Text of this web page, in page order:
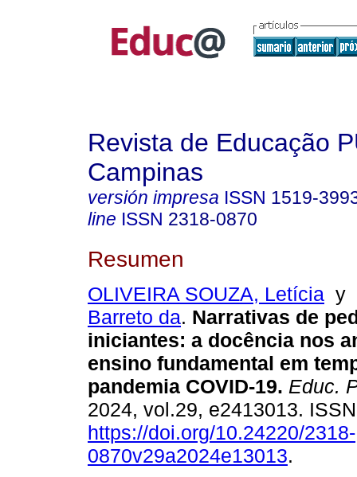
Revista de Educação
Campinas
versión impresa ISSN 1519-
line ISSN 2318-0870
Resumen
OLIVEIRA SOUZA, Letícia y
Barreto da. Narrativas de
iniciantes: a docência nos
ensino fundamental em
pandemia COVID-19. Educ.
2024, vol.29, e2413013.
https://doi.org/10.24220/2318-
0870v29a2024e13013.